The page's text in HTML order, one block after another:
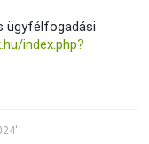
ügyfélfogadási
index.php?